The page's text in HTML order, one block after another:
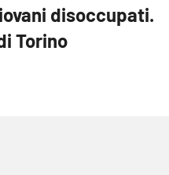
disoccupati.
Torino